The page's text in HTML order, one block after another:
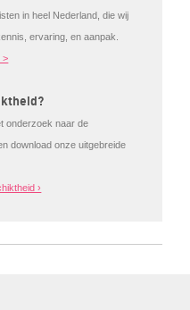
in heel Nederland, die wij
ervaring, en aanpak.
>
onderzoek naar de
download onze uitgebreide
›